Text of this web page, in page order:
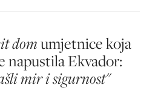
domumjetnice koja
napustila Ekvador:
mir i sigurnost"